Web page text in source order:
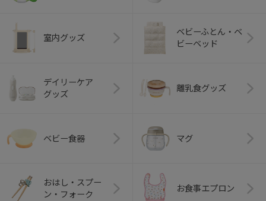
室内グッズ
ベビーふとん・ベ
ビーベッド
デイリーケア
グッズ
離乳食グッズ
ベビー食器 マグ
おはし・スプー
ン・フォーク
お食事エプロン